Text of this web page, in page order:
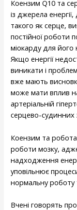
Коензим Q10 та
із джерела
такого як серце,
постійної роботи
міокарду для його
Якщо енергії
виникати і
вже мають
може мати вплив
артеріальній
серцево-
Коензим та
роботи мозку,
надходження
уповільнює
нормальну роботу
Вчені говорять